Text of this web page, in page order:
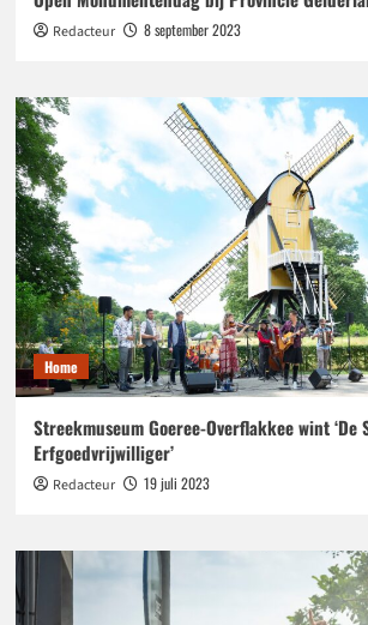
Redacteur 8 september 2023
Home
Streekmuseum Goeree-Overflakkee wint ‘De
Erfgoedvrijwilliger’
Redacteur 19 juli 2023